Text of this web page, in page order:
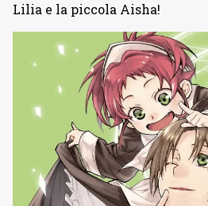
Lilia e la piccola Aisha!